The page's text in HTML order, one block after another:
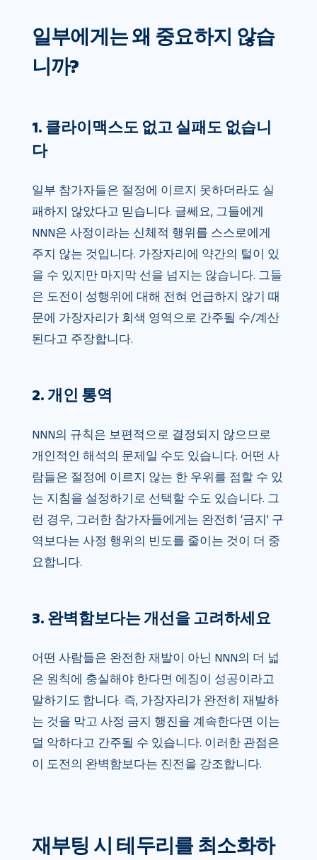
일부에게는 왜 중요하지 않습
니까?
1. 클라이맥스도 없고 실패도 없습니
다
일부 참가자들은 절정에 이르지 못하더라도 실
패하지 않았다고 믿습니다. 글쎄요, 그들에게
NNN은 사정이라는 신체적 행위를 스스로에게
주지 않는 것입니다. 가장자리에 약간의 털이 있
을 수 있지만 마지막 선을 넘지는 않습니다. 그들
은 도전이 성행위에 대해 전혀 언급하지 않기 때
문에 가장자리가 회색 영역으로 간주될 수/계산
된다고 주장합니다.
2. 개인 통역
NNN의 규칙은 보편적으로 결정되지 않으므로
개인적인 해석의 문제일 수도 있습니다. 어떤 사
람들은 절정에 이르지 않는 한 우위를 점할 수 있
는 지침을 설정하기로 선택할 수도 있습니다. 그
런 경우, 그러한 참가자들에게는 완전히 ‘금지’ 구
역보다는 사정 행위의 빈도를 줄이는 것이 더 중
요합니다.
3. 완벽함보다는 개선을 고려하세요
어떤 사람들은 완전한 재발이 아닌 NNN의 더 넓
은 원칙에 충실해야 한다면 에징이 성공이라고
말하기도 합니다. 즉, 가장자리가 완전히 재발하
는 것을 막고 사정 금지 행진을 계속한다면 이는
덜 악하다고 간주될 수 있습니다. 이러한 관점은
이 도전의 완벽함보다는 진전을 강조합니다.
재부팅 시 테두리를 최소화하